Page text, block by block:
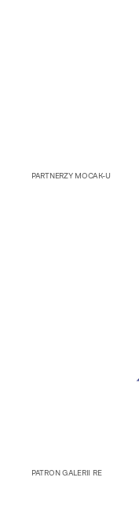
PARTNERZY MOCAK-U
PATRON GALERII RE